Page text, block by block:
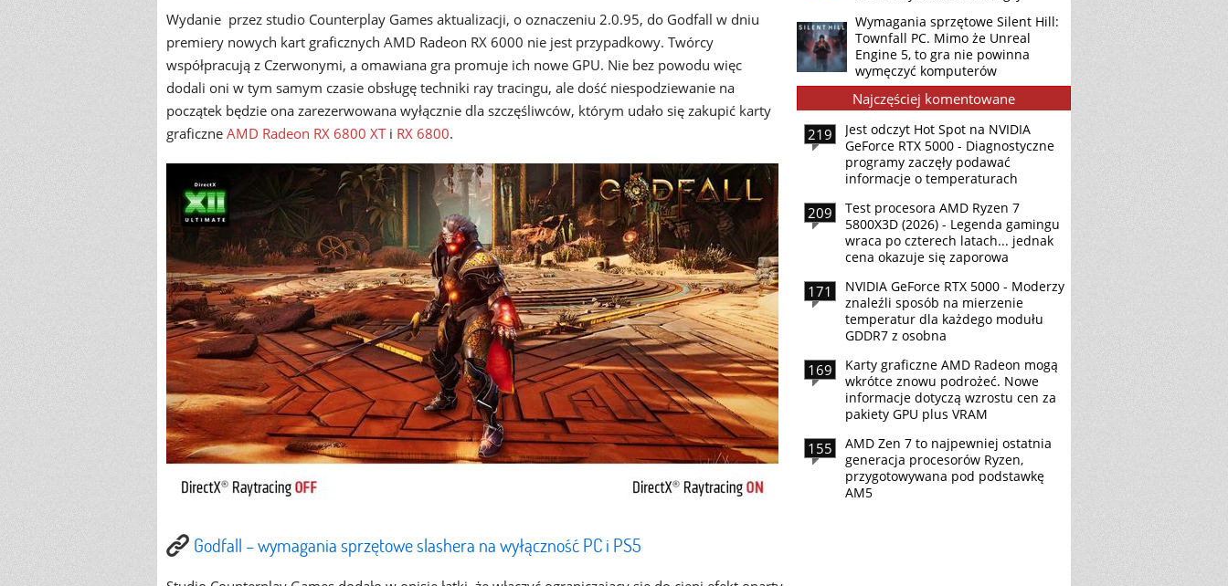
Wydanie przez studio Counterplay Games aktualizacji, o oznaczeniu 2.0.95, do Godfall w dniu
premiery nowych kart graficznych AMD Radeon RX 6000 nie jest przypadkowy. Twórcy
współpracują z Czerwonymi, a omawiana gra promuje ich nowe GPU. Nie bez powodu więc
dodali oni w tym samym czasie obsługę techniki ray tracingu, ale dość niespodziewanie na
początek będzie ona zarezerwowana wyłącznie dla szczęśliwców, którym udało się zakupić karty
graficzne AMD Radeon RX 6800 XTi RX 6800.
Godfall – wymagania sprzętowe slashera na wyłączność PC i PS5
Wymagania sprzętowe Silent Hill:
Townfall PC. Mimo że Unreal
Engine 5, to gra nie powinna
wymęczyć komputerów
Najczęściej komentowane
219
Jest odczyt Hot Spot na NVIDIA
GeForce RTX 5000 - Diagnostyczne
programy zaczęły podawać
informacje o temperaturach
209
Test procesora AMD Ryzen 7
5800X3D (2026) - Legenda gamingu
wraca po czterech latach... jednak
cena okazuje się zaporowa
171
NVIDIA GeForce RTX 5000 - Moderzy
znaleźli sposób na mierzenie
temperatur dla każdego modułu
GDDR7 z osobna
169
Karty graficzne AMD Radeon mogą
wkrótce znowu podrożeć. Nowe
informacje dotyczą wzrostu cen za
pakiety GPU plus VRAM
155
AMD Zen 7 to najpewniej ostatnia
generacja procesorów Ryzen,
przygotowywana pod podstawkę
AM5